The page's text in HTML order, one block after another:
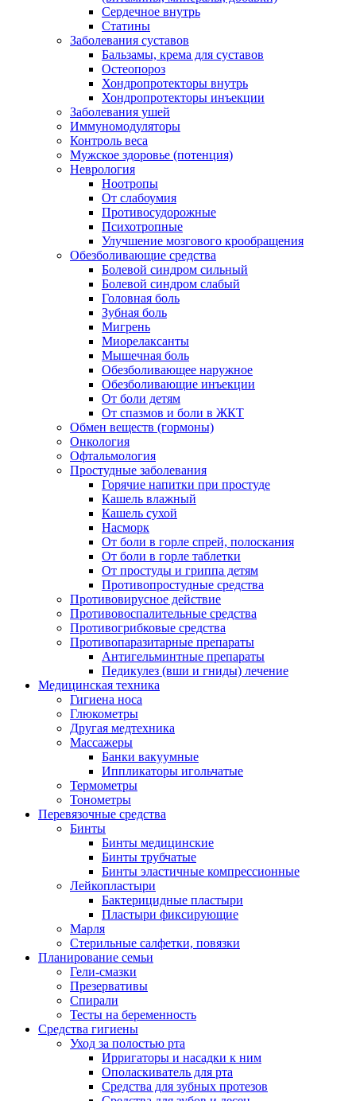
Сердечное внутрь
Статины
Заболевания суставов
Бальзамы, крема для суставов
Остеопороз
Хондропротекторы внутрь
Хондропротекторы инъекции
Заболевания ушей
Иммуномодуляторы
Контроль веса
Мужское здоровье (потенция)
Неврология
Ноотропы
От слабоумия
Противосудорожные
Психотропные
Улучшение мозгового крообращения
Обезболивающие средства
Болевой синдром сильный
Болевой синдром слабый
Головная боль
Зубная боль
Мигрень
Миорелаксанты
Мышечная боль
Обезболивающее наружное
Обезболивающие инъекции
От боли детям
От спазмов и боли в ЖКТ
Обмен веществ (гормоны)
Онкология
Офтальмология
Простудные заболевания
Горячие напитки при простуде
Кашель влажный
Кашель сухой
Насморк
От боли в горле спрей, полоскания
От боли в горле таблетки
От простуды и гриппа детям
Противопростудные средства
Противовирусное действие
Противовоспалительные средства
Противогрибковые средства
Противопаразитарные препараты
Антигельминтные препараты
Педикулез (вши и гниды) лечение
Медицинская техника
Гигиена носа
Глюкометры
Другая медтехника
Массажеры
Банки вакуумные
Иппликаторы игольчатые
Термометры
Тонометры
Перевязочные средства
Бинты
Бинты медицинские
Бинты трубчатые
Бинты эластичные компрессионные
Лейкопластыри
Бактерицидные пластыри
Пластыри фиксирующие
Марля
Стерильные салфетки, повязки
Планирование семьи
Гели-смазки
Презервативы
Спирали
Тесты на беременность
Средства гигиены
Уход за полостью рта
Ирригаторы и насадки к ним
Ополаскиватель для рта
Средства для зубных протезов